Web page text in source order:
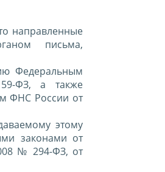
направленные
письма,
Федеральным
ФЗ, а также
ФНС России от
этому
законами от
№ 294-ФЗ, от